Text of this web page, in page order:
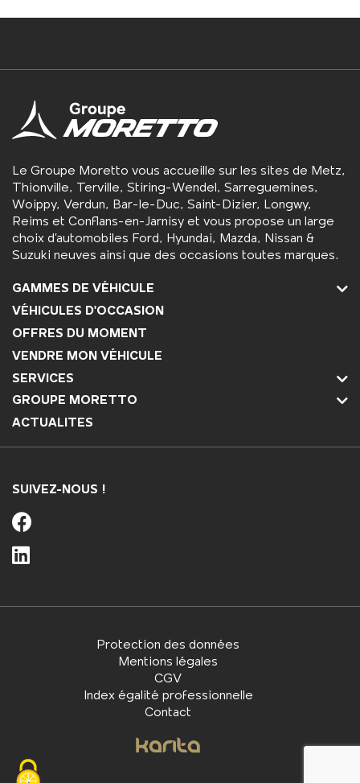
Le Groupe Moretto vous accueille sur les sites de Metz,
Thionville, Terville, Stiring-Wendel, Sarreguemines,
Woippy, Verdun, Bar-le-Duc, Saint-Dizier, Longwy,
Reims et Conflans-en-Jarnisy et vous propose un large
choix d’automobiles Ford, Hyundai, Mazda, Nissan &
Suzuki neuves ainsi que des occasions toutes marques.
GAMMES DE VÉHICULE
VÉHICULES D'OCCASION
OFFRES DU MOMENT
VENDRE MON VÉHICULE
SERVICES
GROUPE MORETTO
ACTUALITES
SUIVEZ-NOUS !
Protection des données
Mentions légales
CGV
Index égalité professionnelle
Contact